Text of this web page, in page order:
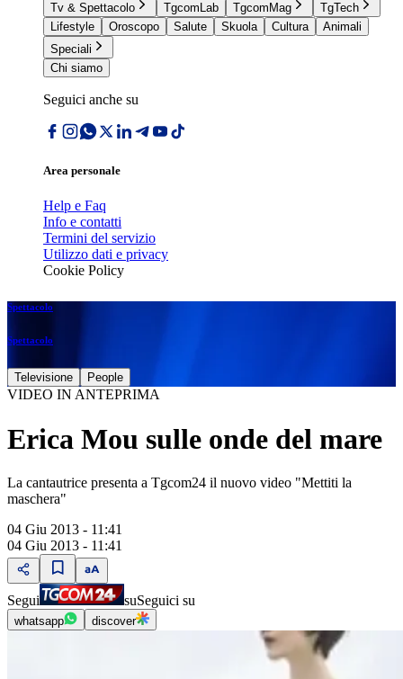
Tv & Spettacolo
TgcomLab TgcomMag
TgTech
Lifestyle
Oroscopo Salute Skuola Cultura
Animali
Speciali
Chi siamo
Seguici anche su
Area personale
Help e Faq
Info e contatti
Termini del servizio
Utilizzo dati e privacy
Cookie Policy
Spettacolo
Spettacolo
Televisione People
VIDEO IN ANTEPRIMA
Erica Mou sulle onde del mare
La cantautrice presenta a Tgcom24 il nuovo video "Mettiti la
maschera"
04 Giu 2013 - 11:41
04 Giu 2013 - 11:41
Segui suSeguici su
whatsapp discover